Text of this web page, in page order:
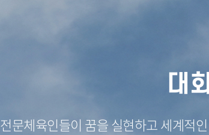
대
전문체육인들이 꿈을 실현하고 세계적